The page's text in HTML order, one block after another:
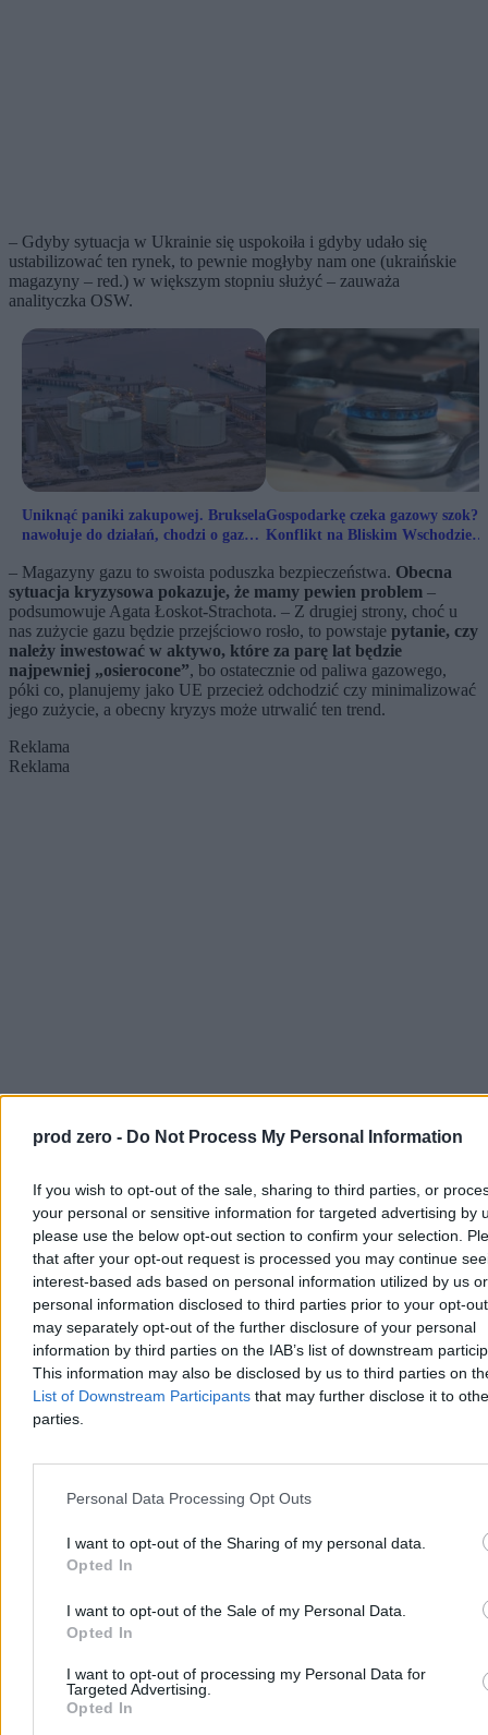
prod zero - Do Not Process My Personal Information
If you wish to opt-out of the sale, sharing to third parties, or
your personal or sensitive information for targeted advertising by
please use the below opt-out section to confirm your selection.
that after your opt-out request is processed you may continue
interest-based ads based on personal information utilized by us or
personal information disclosed to third parties prior to your opt-
may separately opt-out of the further disclosure of your personal
information by third parties on the IAB’s list of downstream
This information may also be disclosed by us to third parties on
List of Downstream Participants that may further disclose it to
parties.
Personal Data Processing Opt Outs
I want to opt-out of the Sharing of my personal data.
Opted In
I want to opt-out of the Sale of my Personal Data.
Opted In
I want to opt-out of processing my Personal Data for
Targeted Advertising.
Opted In
– Gdyby sytuacja w Ukrainie się uspokoiła i gdyby udało się
ustabilizować ten rynek, to pewnie mogłyby nam one (ukraińskie
magazyny – red.) w większym stopniu służyć – zauważa
analityczka OSW.
Uniknąć paniki zakupowej. Bruksela
nawołuje do działań, chodzi o gaz
Gospodarkę czeka gazowy szok?
Konflikt na Bliskim Wschodzie
– Magazyny gazu to swoista poduszka bezpieczeństwa. Obecna
sytuacja kryzysowa pokazuje, że mamy pewien problem –
podsumowuje Agata Łoskot-Strachota. – Z drugiej strony, choć u
nas zużycie gazu będzie przejściowo rosło, to powstaje pytanie, czy
należy inwestować w aktywo, które za parę lat będzie
najpewniej „osierocone”, bo ostatecznie od paliwa gazowego,
póki co, planujemy jako UE przecież odchodzić czy minimalizować
jego zużycie, a obecny kryzys może utrwalić ten trend.
Reklama
Reklama
Między podatkowymi obietnicami a okiem Brukseli. Gra o budżet
Polska gospodarka nokautuje region. Jesteśmy też motorem
Rekord cenowy diesla w Polsce. W nasze portfele uderzają już dwie
Polacy będą masowo zakładać nowe konta? Minister obiecuje
wielkie korzyści